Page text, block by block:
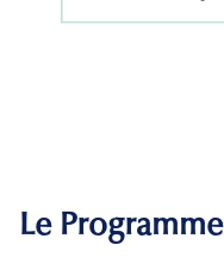
Le Programme